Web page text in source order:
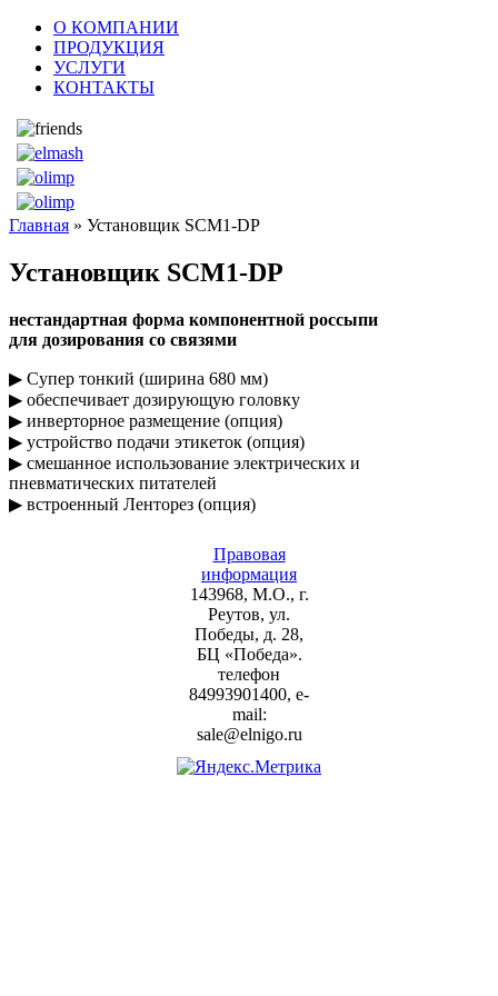
О КОМПАНИИ
ПРОДУКЦИЯ
УСЛУГИ
КОНТАКТЫ
Главная » Установщик SCM1-DP
Установщик SCM1-DP
нестандартная форма компонентной россыпи
для дозирования со связями
▶ Супер тонкий (ширина 680 мм)
▶ обеспечивает дозирующую головку
▶ инверторное размещение (опция)
▶ устройство подачи этикеток (опция)
▶ смешанное использование электрических и
пневматических питателей
▶ встроенный Ленторез (опция)
Правовая
информация
143968, М.О., г.
Реутов, ул.
Победы, д. 28,
БЦ «Победа».
телефон
84993901400, e-
mail:
sale@elnigo.ru